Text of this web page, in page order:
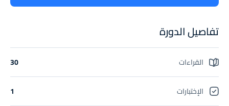
تفاصيل الدورة
القراءات 30
الإختبارات 1